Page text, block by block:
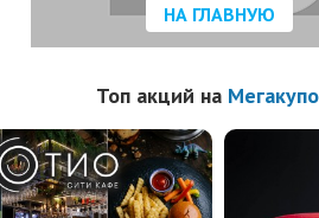
НА ГЛАВНУЮ
Топ акций на